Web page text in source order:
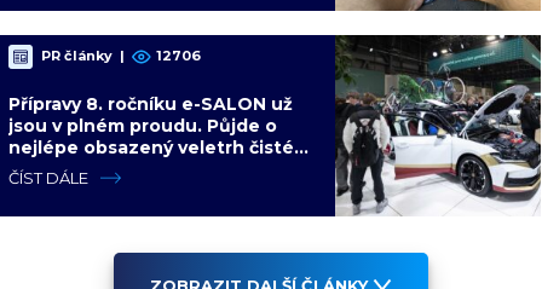
PR články | 12706
Přípravy 8. ročníku e-SALON už
jsou v plném proudu. Půjde o
nejlépe obsazený veletrh čisté
mobility v historii
ČÍST DÁLE